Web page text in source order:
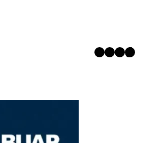
Twitter Facebook InstagramTikTok